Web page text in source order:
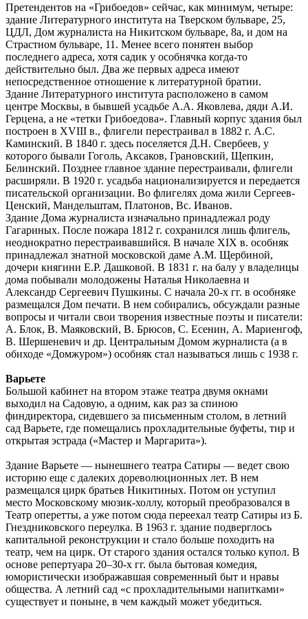
Претендентов на «Грибоедов» сейчас, как минимум, четыре:
здание Литературного института на Тверском бульваре, 25,
ЦДЛ, Дом журналиста на Никитском бульваре, 8а, и дом на
Страстном бульваре, 11. Менее всего понятен выбор
последнего адреса, хотя садик у особнячка когда-то
действительно был. Два же первых адреса имеют
непосредственное отношение к литературной братии.
Здание Литературного института расположено в самом
центре Москвы, в бывшей усадьбе А.А. Яковлева, дяди А.И.
Герцена, а не «тетки Грибоедова». Главный корпус здания был
построен в XVIII в., флигели перестраивал в 1882 г. А.С.
Каминский. В 1840 г. здесь поселяется Д.Н. Свербеев, у
которого бывали Гоголь, Аксаков, Грановский, Щепкин,
Белинский. Позднее главное здание перестраивали, флигели
расширяли. В 1920 г. усадьба национализируется и передается
писательской организации. Во флигелях дома жили Сергеев-
Ценский, Мандельштам, Платонов, Вс. Иванов.
Здание Дома журналиста изначально принадлежал роду
Гагариных. После пожара 1812 г. сохранился лишь флигель,
неоднократно перестраивавшийся. В начале XIX в. особняк
принадлежал знатной московской даме А.М. Щербиной,
дочери княгини Е.Р. Дашковой. В 1831 г. на балу у владелицы
дома побывали молодожены Наталья Николаевна и
Александр Сергеевич Пушкины. С начала 20-х гг. в особняке
размещался Дом печати. В нем собирались, обсуждали разные
вопросы и читали свои творения известные поэты и писатели:
А. Блок, В. Маяковский, В. Брюсов, С. Есенин, А. Мариенгоф,
В. Шершеневич и др. Центральным Домом журналиста (а в
обиходе «Домжуром») особняк стал называться лишь с 1938 г.
Варьете
Большой кабинет на втором этаже театра двумя окнами
выходил на Садовую, а одним, как раз за спиною
финдиректора, сидевшего за письменным столом, в летний
сад Варьете, где помещались прохладительные буфеты, тир и
открытая эстрада («Мастер и Маргарита»).
Здание Варьете — нынешнего театра Сатиры — ведет свою
историю еще с далеких дореволюционных лет. В нем
размещался цирк братьев Никитиных. Потом он уступил
место Московскому мюзик-холлу, который преобразовался в
Театр оперетты, а уже потом сюда переехал театр Сатиры из Б.
Гнездниковского переулка. В 1963 г. здание подверглось
капитальной реконструкции и стало больше походить на
театр, чем на цирк. От старого здания остался только купол. В
основе репертуара 20–30-х гг. была бытовая комедия,
юмористически изображавшая современный быт и нравы
общества. А летний сад «с прохладительными напитками»
существует и поныне, в чем каждый может убедиться.